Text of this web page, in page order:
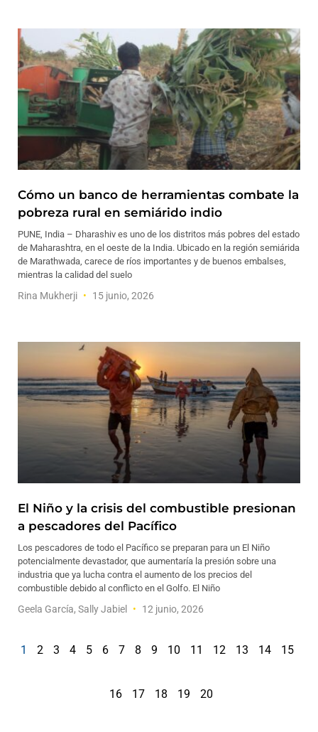
Cómo un banco de herramientas combate la
pobreza rural en semiárido indio
PUNE, India – Dharashiv es uno de los distritos más pobres del estado
de Maharashtra, en el oeste de la India. Ubicado en la región semiárida
de Marathwada, carece de ríos importantes y de buenos embalses,
mientras la calidad del suelo
Rina Mukherji 15 junio, 2026
El Niño y la crisis del combustible presionan
a pescadores del Pacífico
Los pescadores de todo el Pacífico se preparan para un El Niño
potencialmente devastador, que aumentaría la presión sobre una
industria que ya lucha contra el aumento de los precios del
combustible debido al conflicto en el Golfo. El Niño
Geela García, Sally Jabiel 12 junio, 2026
1 2 3 4 5 6 7 8 9 10 11 12 13 14 15
16 17 18 19 20